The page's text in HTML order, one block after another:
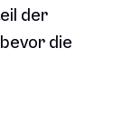
der
die